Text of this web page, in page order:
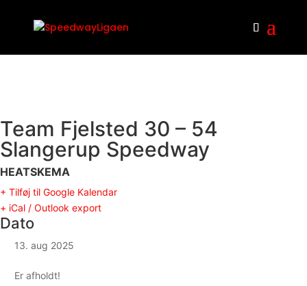
Team Fjelsted 30 – 54
Slangerup Speedway
HEATSKEMA
+ Tilføj til Google Kalendar
+ iCal / Outlook export
Dato
13. aug 2025
Er afholdt!